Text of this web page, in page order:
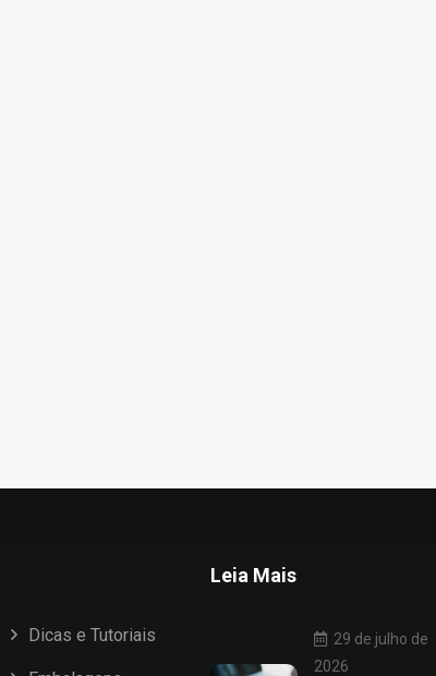
Dicas e Tutoriais
Leia Mais
29 de julho de
2026